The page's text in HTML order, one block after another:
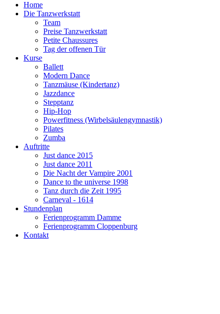
Home
Die Tanzwerkstatt
Team
Preise Tanzwerkstatt
Petite Chaussures
Tag der offenen Tür
Kurse
Ballett
Modern Dance
Tanzmäuse (Kindertanz)
Jazzdance
Stepptanz
Hip-Hop
Powerfitness (Wirbelsäulengymnastik)
Pilates
Zumba
Auftritte
Just dance 2015
Just dance 2011
Die Nacht der Vampire 2001
Dance to the universe 1998
Tanz durch die Zeit 1995
Carneval - 1614
Stundenplan
Ferienprogramm Damme
Ferienprogramm Cloppenburg
Kontakt